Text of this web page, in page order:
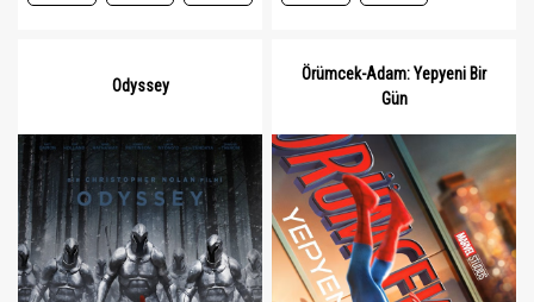
Odyssey
Örümcek-Adam: Yepyeni Bir
Gün